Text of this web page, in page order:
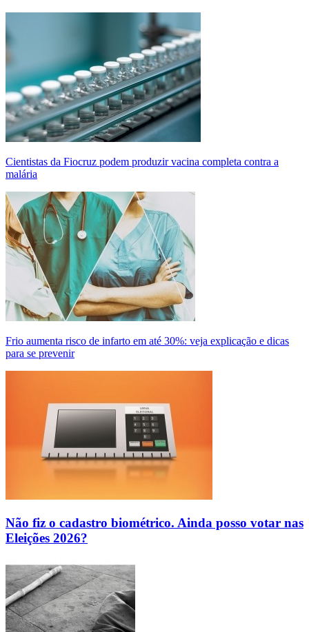
Cientistas da Fiocruz podem produzir vacina completa contra a
malária
Frio aumenta risco de infarto em até 30%: veja explicação e dicas
para se prevenir
Não fiz o cadastro biométrico. Ainda posso votar nas
Eleições 2026?